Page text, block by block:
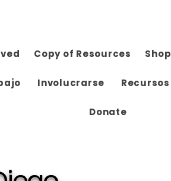
Copy of Resources Shop
Involucrarse Recursos
Donate